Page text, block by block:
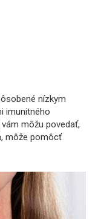
nízkym
imunitného
môžu povedať,
môže pomôcť